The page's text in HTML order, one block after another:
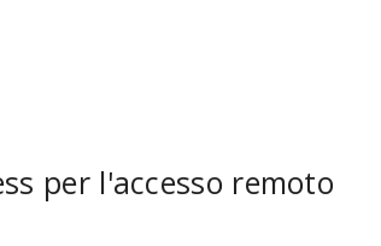
per l'accesso remoto